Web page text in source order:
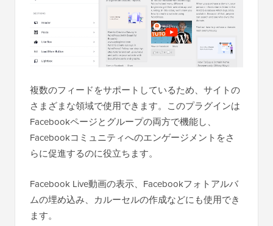
複数のフィードをサポートしているため、サイトの
さまざまな領域で使用できます。このプラグインは
Facebookページとグループの両方で機能し、
Facebookコミュニティへのエンゲージメントをさ
らに促進するのに役立ちます。
Facebook Live動画の表示、Facebookフォトアルバ
ムの埋め込み、カルーセルの作成などにも使用でき
ます。